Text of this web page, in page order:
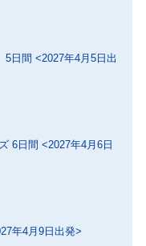
日間 <2027年4月5日出
6日間 <2027年4月6日
年4月9日出発>